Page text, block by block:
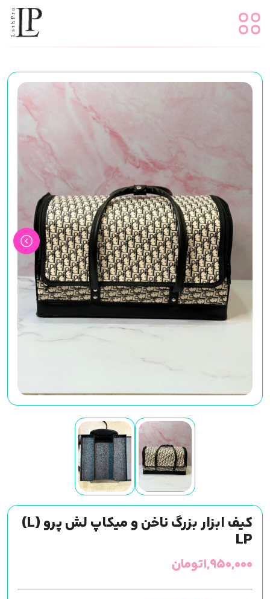
کیف ابزار بزرگ ناخن و میکاپ لش پرو (L)
LP
۱,۹۵۰,۰۰۰تومان